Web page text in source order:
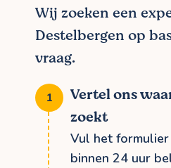
Wij zoeken een
Destelbergen op
vraag.
Vertel ons
zoekt
Vul het
binnen 24 uur